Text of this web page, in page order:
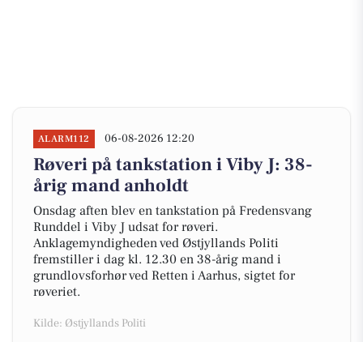
ALARM112 06-08-2026 12:20
Røveri på tankstation i Viby J: 38-
årig mand anholdt
Onsdag aften blev en tankstation på Fredensvang
Runddel i Viby J udsat for røveri.
Anklagemyndigheden ved Østjyllands Politi
fremstiller i dag kl. 12.30 en 38-årig mand i
grundlovsforhør ved Retten i Aarhus, sigtet for
røveriet.
Kilde: Østjyllands Politi